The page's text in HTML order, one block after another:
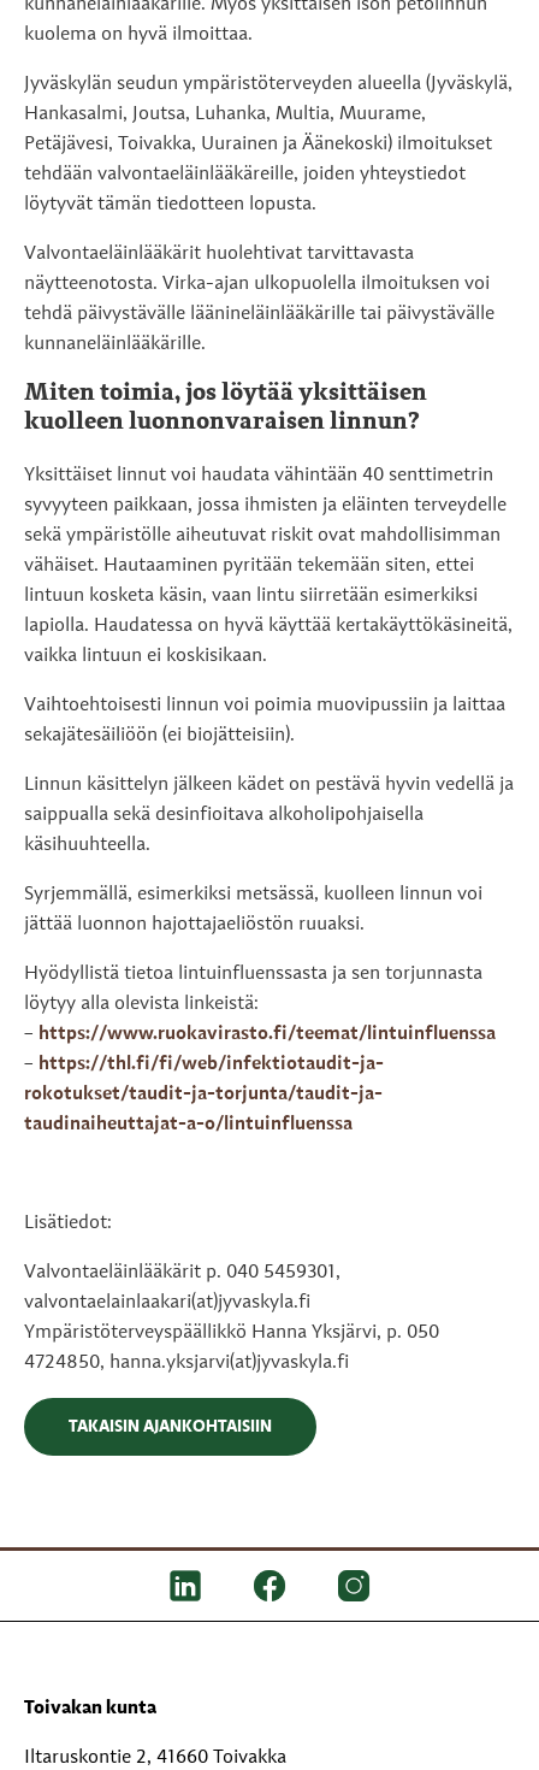
kunnaneläinlääkärille. Myös yksittäisen ison petolinnun
kuolema on hyvä ilmoittaa.
Jyväskylän seudun ympäristöterveyden alueella (Jyväskylä,
Hankasalmi, Joutsa, Luhanka, Multia, Muurame,
Petäjävesi, Toivakka, Uurainen ja Äänekoski) ilmoitukset
tehdään valvontaeläinlääkäreille, joiden yhteystiedot
löytyvät tämän tiedotteen lopusta.
Valvontaeläinlääkärit huolehtivat tarvittavasta
näytteenotosta. Virka-ajan ulkopuolella ilmoituksen voi
tehdä päivystävälle läänineläinlääkärille tai päivystävälle
kunnaneläinlääkärille.
Miten toimia, jos löytää yksittäisen
kuolleen luonnonvaraisen linnun?
Yksittäiset linnut voi haudata vähintään 40 senttimetrin
syvyyteen paikkaan, jossa ihmisten ja eläinten terveydelle
sekä ympäristölle aiheutuvat riskit ovat mahdollisimman
vähäiset. Hautaaminen pyritään tekemään siten, ettei
lintuun kosketa käsin, vaan lintu siirretään esimerkiksi
lapiolla. Haudatessa on hyvä käyttää kertakäyttökäsineitä,
vaikka lintuun ei koskisikaan.
Vaihtoehtoisesti linnun voi poimia muovipussiin ja laittaa
sekajätesäiliöön (ei biojätteisiin).
Linnun käsittelyn jälkeen kädet on pestävä hyvin vedellä ja
saippualla sekä desinfioitava alkoholipohjaisella
käsihuuhteella.
Syrjemmällä, esimerkiksi metsässä, kuolleen linnun voi
jättää luonnon hajottajaeliöstön ruuaksi.
Hyödyllistä tietoa lintuinfluenssasta ja sen torjunnasta
löytyy alla olevista linkeistä:
– https://www.ruokavirasto.fi/teemat/lintuinfluenssa
– https://thl.fi/fi/web/infektiotaudit-ja-
rokotukset/taudit-ja-torjunta/taudit-ja-
taudinaiheuttajat-a-o/lintuinfluenssa
Lisätiedot:
Valvontaeläinlääkärit p. 040 5459301,
valvontaelainlaakari(at)jyvaskyla.fi
Ympäristöterveyspäällikkö Hanna Yksjärvi, p. 050
4724850, hanna.yksjarvi(at)jyvaskyla.fi
TAKAISIN AJANKOHTAISIIN
Toivakan kunta
Iltaruskontie 2, 41660 Toivakka